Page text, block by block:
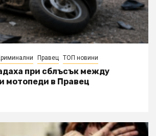
Правец ТОП новини
при сблъсък между
мотопеди в Правец